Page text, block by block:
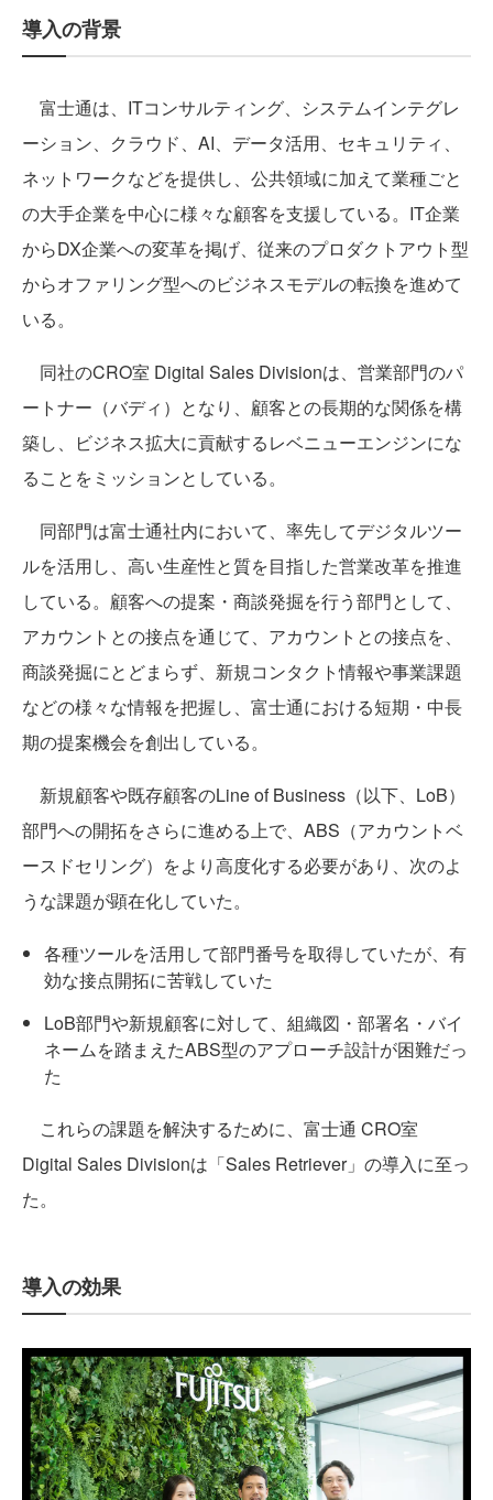
導入の背景
富士通は、ITコンサルティング、システムインテグレ
ーション、クラウド、AI、データ活用、セキュリティ、
ネットワークなどを提供し、公共領域に加えて業種ごと
の大手企業を中心に様々な顧客を支援している。IT企業
からDX企業への変革を掲げ、従来のプロダクトアウト型
からオファリング型へのビジネスモデルの転換を進めて
いる。
同社のCRO室 Digital Sales Divisionは、営業部門のパ
ートナー（バディ）となり、顧客との長期的な関係を構
築し、ビジネス拡大に貢献するレベニューエンジンにな
ることをミッションとしている。
同部門は富士通社内において、率先してデジタルツー
ルを活用し、高い生産性と質を目指した営業改革を推進
している。顧客への提案・商談発掘を行う部門として、
アカウントとの接点を通じて、アカウントとの接点を、
商談発掘にとどまらず、新規コンタクト情報や事業課題
などの様々な情報を把握し、富士通における短期・中長
期の提案機会を創出している。
新規顧客や既存顧客のLine of Business（以下、LoB）
部門への開拓をさらに進める上で、ABS（アカウントベ
ースドセリング）をより高度化する必要があり、次のよ
うな課題が顕在化していた。
各種ツールを活用して部門番号を取得していたが、有
効な接点開拓に苦戦していた
LoB部門や新規顧客に対して、組織図・部署名・バイ
ネームを踏まえたABS型のアプローチ設計が困難だっ
た
これらの課題を解決するために、富士通 CRO室
Digital Sales Divisionは「Sales Retriever」の導入に至っ
た。
導入の効果